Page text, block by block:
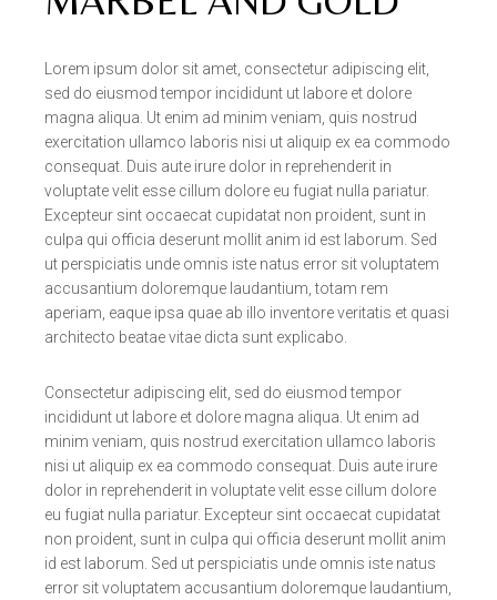
Lorem ipsum dolor sit amet, consectetur adipiscing elit,
sed do eiusmod tempor incididunt ut labore et dolore
magna aliqua. Ut enim ad minim veniam, quis nostrud
exercitation ullamco laboris nisi ut aliquip ex ea commodo
consequat. Duis aute irure dolor in reprehenderit in
voluptate velit esse cillum dolore eu fugiat nulla pariatur.
Excepteur sint occaecat cupidatat non proident, sunt in
culpa qui officia deserunt mollit anim id est laborum. Sed
ut perspiciatis unde omnis iste natus error sit voluptatem
accusantium doloremque laudantium, totam rem
aperiam, eaque ipsa quae ab illo inventore veritatis et quasi
architecto beatae vitae dicta sunt explicabo.
Consectetur adipiscing elit, sed do eiusmod tempor
incididunt ut labore et dolore magna aliqua. Ut enim ad
minim veniam, quis nostrud exercitation ullamco laboris
nisi ut aliquip ex ea commodo consequat. Duis aute irure
dolor in reprehenderit in voluptate velit esse cillum dolore
eu fugiat nulla pariatur. Excepteur sint occaecat cupidatat
non proident, sunt in culpa qui officia deserunt mollit anim
id est laborum. Sed ut perspiciatis unde omnis iste natus
error sit voluptatem accusantium doloremque laudantium,